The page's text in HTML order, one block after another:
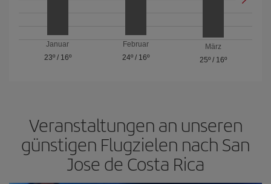
Januar
23º/ 16º
Februar
24º/ 16º
März
25º / 16º
Veranstaltungen an unseren
günstigen Flugzielen nach San
Jose de Costa Rica